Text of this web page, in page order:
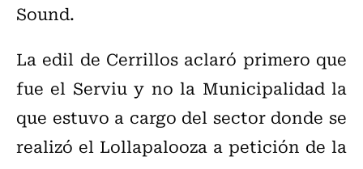
Sound.
La edil de Cerrillos aclaró primero que
fue el Serviu y no la Municipalidad la
que estuvo a cargo del sector donde se
realizó el Lollapalooza a petición de la